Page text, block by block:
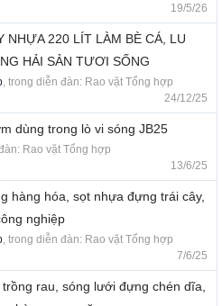
19/5/26
NHỰA 220 LÍT LÀM BÈ CÁ, LU
HẢI SẢN TƯƠI SỐNG
, trong diễn đàn: Rao vặt Tổng hợp
24/12/25
dùng trong lò vi sóng JB25
Rao vặt Tổng hợp
13/6/25
hàng hóa, sọt nhựa đựng trái cây,
nghiệp
, trong diễn đàn: Rao vặt Tổng hợp
7/6/25
rau, sóng lưới đựng chén dĩa,